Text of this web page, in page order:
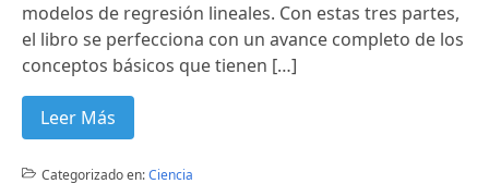
modelos de regresión lineales. Con estas tres partes,
el libro se perfecciona con un avance completo de los
conceptos básicos que tienen […]
Leer Más
Categorizado en:Ciencia